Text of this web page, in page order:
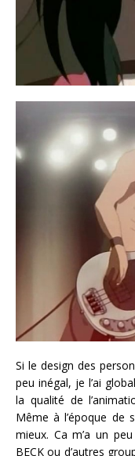
Si le design des
peu inégal, je l’ai
la qualité de
Même à l’époque de
mieux. Ca m’a un
BECK ou d’autres